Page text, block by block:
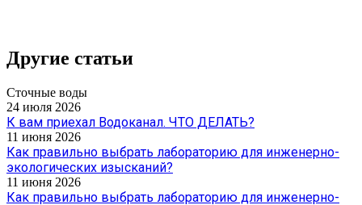
Другие статьи
Сточные воды
24 июля 2026
К вам приехал Водоканал. ЧТО ДЕЛАТЬ?
11 июня 2026
Как правильно выбрать лабораторию для инженерно-
экологических изысканий?
11 июня 2026
Как правильно выбрать лабораторию для инженерно-